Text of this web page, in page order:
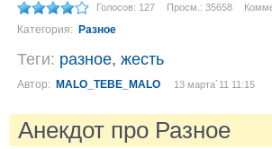
Голосов: 127 Просм.: 35658
Категория: Разное
Теги: разное, жесть
Автор: MALO_TEBE_MALO 13 марта´11 11:15
Анекдот про Разное